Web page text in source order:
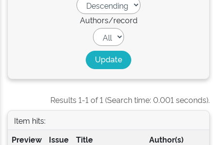
Authors/record
Results 1-1 of 1 (Search time: 0.001 seconds).
Item hits:
Preview
Issue
Title Author(s)